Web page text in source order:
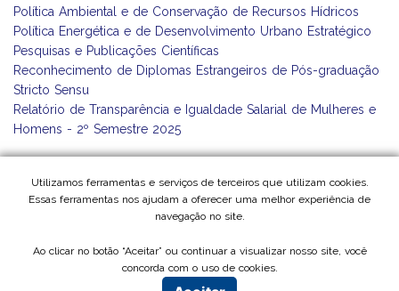
Utilizamos ferramentas e serviços de terceiros que utilizam cookies.
Essas ferramentas nos ajudam a oferecer uma melhor experiência de
navegação no site.
Ao clicar no botão “Aceitar” ou continuar a visualizar nosso site, você
concorda com o uso de cookies.
Política Ambiental e de Conservação de Recursos Hídricos
Política Energética e de Desenvolvimento Urbano Estratégico
Pesquisas e Publicações Científicas
Reconhecimento de Diplomas Estrangeiros de Pós-graduação
Stricto Sensu
Relatório de Transparência e Igualdade Salarial de Mulheres e
Homens - 2º Semestre 2025